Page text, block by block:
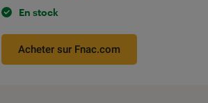
En stock
Acheter sur Fnac.com